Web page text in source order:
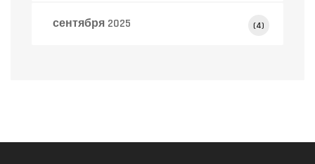
сентября 2025 (4)